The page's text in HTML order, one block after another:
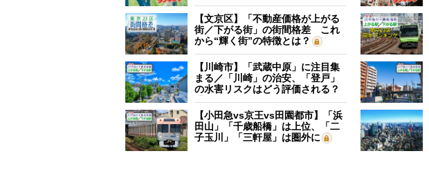
【文京区】「不動産価格が上がる
街／下がる街」の街間格差 これ
から“輝く街”の特徴とは？
【川崎市】「武蔵中原」に注目集
まる／「川崎」の治安、「登戸」
の水害リスクはどう評価される？
【小田急vs京王vs田園都市】「浜
田山」「千歳船橋」は上位、「二
子玉川」「三軒屋」は圏外に